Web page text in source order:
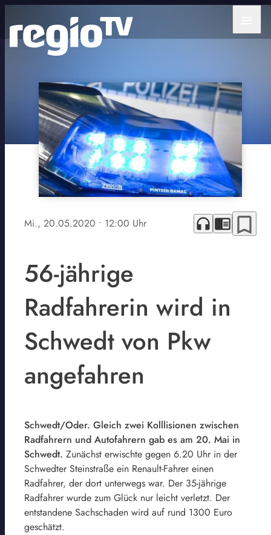
Mi., 20.05.2020 • 12:00 Uhr headphones chrome_reader_mode bookmark_border
56-jährige
Radfahrerin wird in
Schwedt von Pkw
angefahren
Schwedt/Oder. Gleich zwei Kolllisionen zwischen
Radfahrern und Autofahrern gab es am 20. Mai in
Schwedt. Zunächst erwischte gegen 6.20 Uhr in der
Schwedter Steinstraße ein Renault-Fahrer einen
Radfahrer, der dort unterwegs war. Der 35-jährige
Radfahrer wurde zum Glück nur leicht verletzt. Der
entstandene Sachschaden wird auf rund 1300 Euro
geschätzt.